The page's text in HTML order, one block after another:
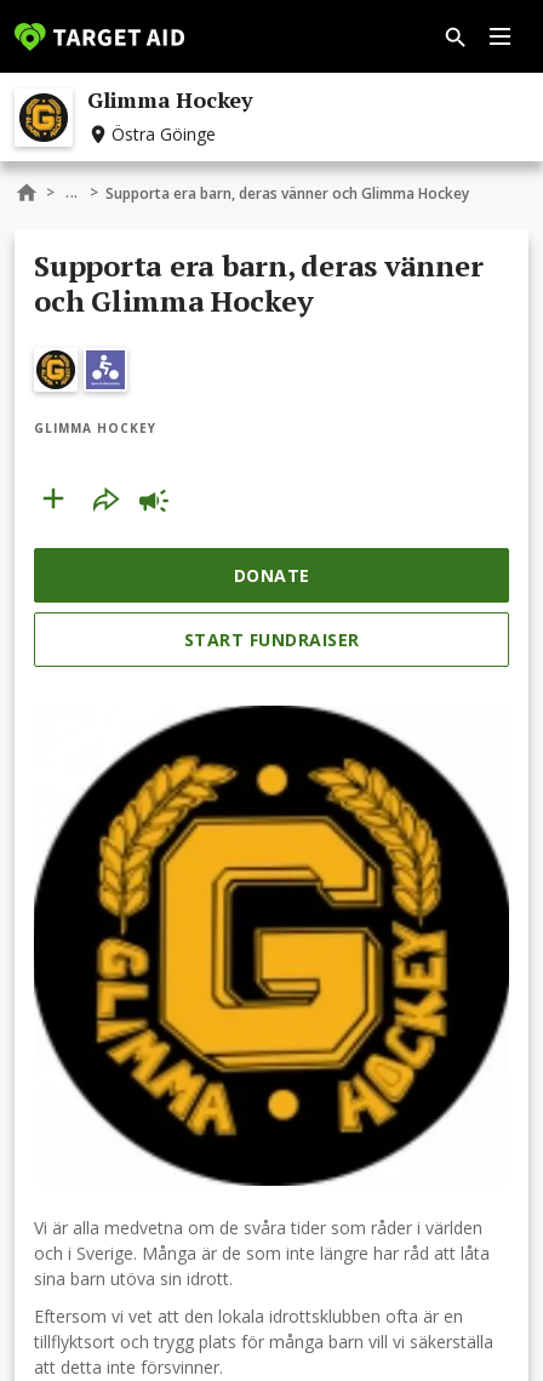
Glimma Hockey
Östra Göinge
> ... > Supporta era barn, deras vänner och Glimma Hockey
Supporta era barn, deras vänner
och Glimma Hockey
GLIMMA HOCKEY
DONATE
START FUNDRAISER
Vi är alla medvetna om de svåra tider som råder i världen
och i Sverige. Många är de som inte längre har råd att låta
sina barn utöva sin idrott.
Eftersom vi vet att den lokala idrottsklubben ofta är en
tillflyktsort och trygg plats för många barn vill vi säkerställa
att detta inte försvinner.